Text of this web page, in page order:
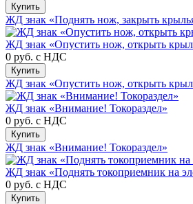
Купить
ЖД знак «Поднять нож, закрыть
ЖД знак «Опустить нож, открыть
0 руб. с НДС
Купить
ЖД знак «Опустить нож, открыть
ЖД знак «Внимание! Токораздел»
0 руб. с НДС
Купить
ЖД знак «Внимание! Токораздел»
ЖД знак «Поднять токоприемник на
0 руб. с НДС
Купить